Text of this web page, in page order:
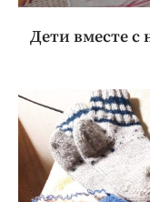
Дети вместе с